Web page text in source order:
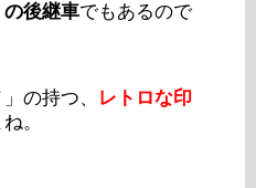
の後継車でもあるので
の持つ、
レトロな印
。